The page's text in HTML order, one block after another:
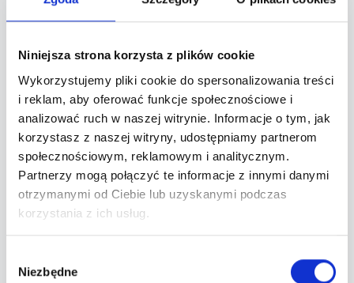
Niniejsza strona korzysta z plików cookie
Wykorzystujemy pliki cookie do spersonalizowania treści
i reklam, aby oferować funkcje społecznościowe i
analizować ruch w naszej witrynie. Informacje o tym, jak
korzystasz z naszej witryny, udostępniamy partnerom
społecznościowym, reklamowym i analitycznym.
Partnerzy mogą połączyć te informacje z innymi danymi
otrzymanymi od Ciebie lub uzyskanymi podczas
korzystania z ich usług.
zgody
Niezbędne
młodzieży i dorosłych poprzez działania
finansowana jest m.in. z wydarzeń, które sama
organizuje.
Pierwszym dużym projektem fundacji jest
Festiwal Między Polami w Roztoce-Brzezinach
(Beskid Sądecki, dolina Dunajca). To kameralna
impreza muzyczno-warsztatowa, łącząca
koncerty, warsztaty rękodzielnicze, strefę
wellness i spotkania z ludźmi, którzy wybrali życie
działalność statutową fundacji.